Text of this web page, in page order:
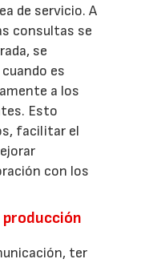
de servicio. A
consultas se
se
es
a los
Esto
facilitar el
con los
producción
ter